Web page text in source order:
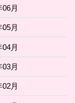
06月
05月
04月
03月
02月